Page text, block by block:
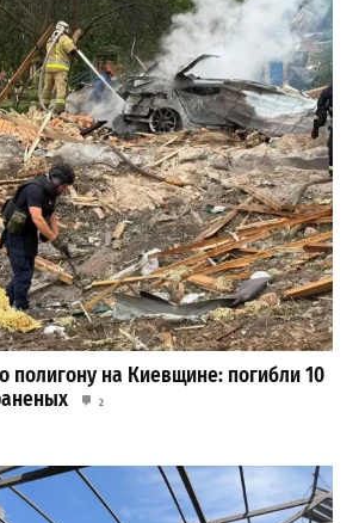
полигону на Киевщине: погибли 10
2